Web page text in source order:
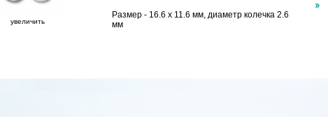
увеличить
Размер - 16.6 х 11.6 мм, диаметр колечка 2.6
мм